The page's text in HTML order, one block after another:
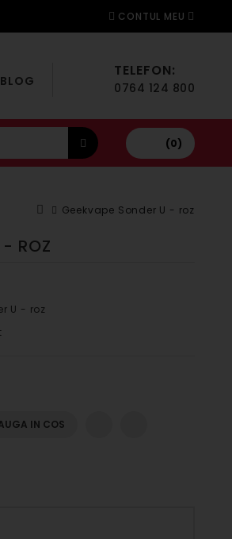
CONTUL MEU
TELEFON:
0764 124 800
BLOG
(0)
Geekvape Sonder U - roz
- ROZ
U - roz
IN COS